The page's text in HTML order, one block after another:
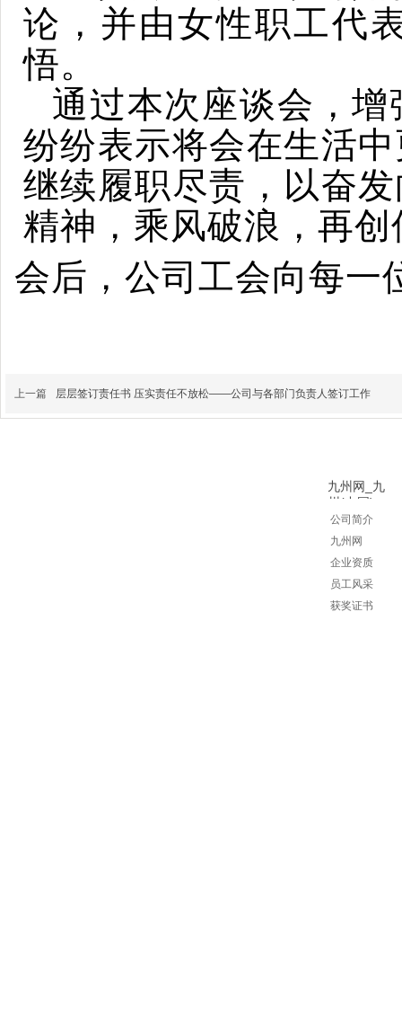
论，并由女性职工代
悟。
通过本次座谈会，增
纷纷表示将会在生活
继续履职尽责，以奋
精神，乘风破浪，再创
会后， 公司工会向每一
上一篇 层层签订责任书 压实责任不放松——公司与各部门负责人签订工作
九州网_九
州(中国)
公司简介
九州网
企业资质
员工风采
获奖证书